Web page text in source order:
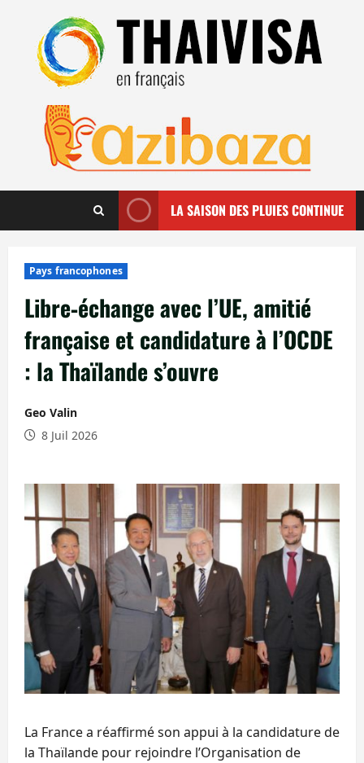
contenu
LA SAISON DES PLUIES CONTINUE
Pays francophones
Libre‑échange avec l’UE, amitié
française et candidature à l’OCDE
: la Thaïlande s’ouvre
Geo Valin
8 Juil 2026
La France a réaffirmé son appui à la candidature de
la Thaïlande pour rejoindre l’Organisation de